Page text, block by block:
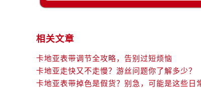
相关文章
卡地亚表带调节全攻略，告别过短烦恼
卡地亚走快又不走慢？游丝问题你了解多少？
卡地亚表带掉色是假货？别急，可能是这些日